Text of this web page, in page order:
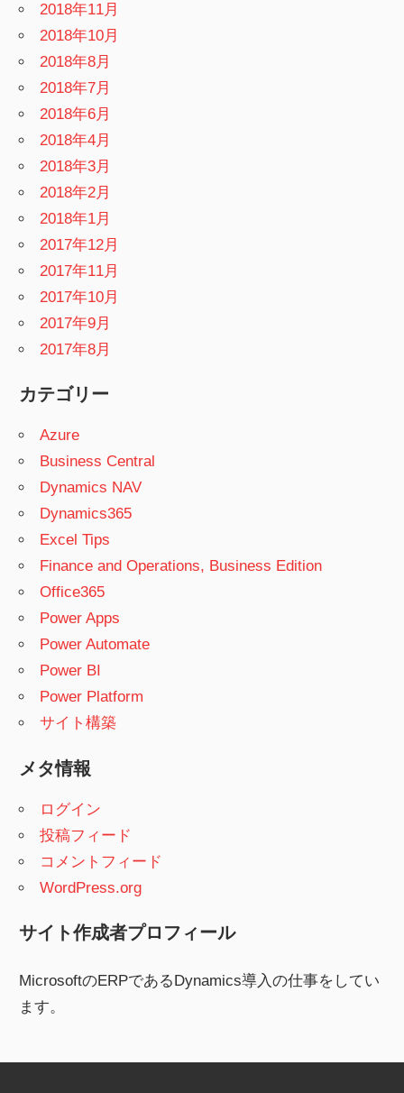
2018年11月
2018年10月
2018年8月
2018年7月
2018年6月
2018年4月
2018年3月
2018年2月
2018年1月
2017年12月
2017年11月
2017年10月
2017年9月
2017年8月
カテゴリー
Azure
Business Central
Dynamics NAV
Dynamics365
Excel Tips
Finance and Operations, Business Edition
Office365
Power Apps
Power Automate
Power BI
Power Platform
サイト構築
メタ情報
ログイン
投稿フィード
コメントフィード
WordPress.org
サイト作成者プロフィール
MicrosoftのERPであるDynamics導入の仕事をしてい
ます。